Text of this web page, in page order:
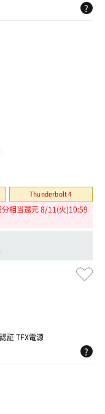
?
Thunderbolt 4
分相当還元 8/11(火)10:59
証 TFX電源
?